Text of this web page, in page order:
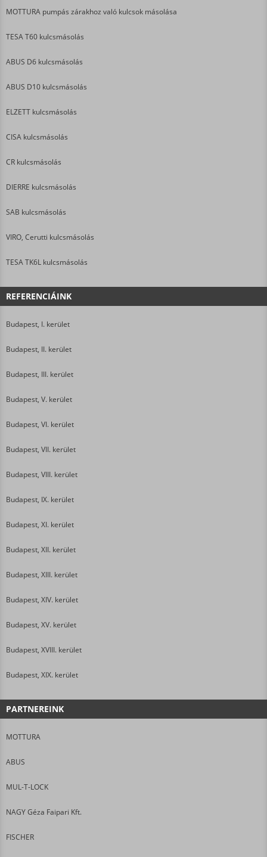
MOTTURA pumpás zárakhoz való kulcsok másolása
TESA T60 kulcsmásolás
ABUS D6 kulcsmásolás
ABUS D10 kulcsmásolás
ELZETT kulcsmásolás
CISA kulcsmásolás
CR kulcsmásolás
DIERRE kulcsmásolás
SAB kulcsmásolás
VIRO, Cerutti kulcsmásolás
TESA TK6L kulcsmásolás
REFERENCIÁINK
Budapest, I. kerület
Budapest, II. kerület
Budapest, III. kerület
Budapest, V. kerület
Budapest, VI. kerület
Budapest, VII. kerület
Budapest, VIII. kerület
Budapest, IX. kerület
Budapest, XI. kerület
Budapest, XII. kerület
Budapest, XIII. kerület
Budapest, XIV. kerület
Budapest, XV. kerület
Budapest, XVIII. kerület
Budapest, XIX. kerület
PARTNEREINK
MOTTURA
ABUS
MUL-T-LOCK
NAGY Géza Faipari Kft.
FISCHER